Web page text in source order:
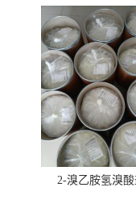
2-溴乙胺氢溴